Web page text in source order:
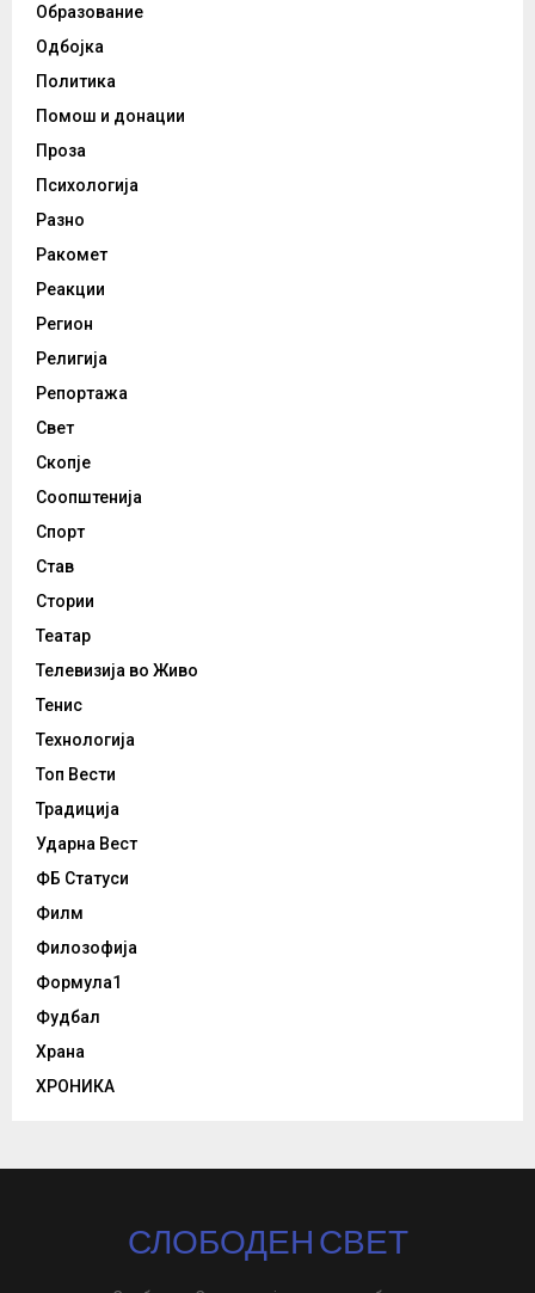
Образование
Одбојка
Политика
Помош и донации
Проза
Психологија
Разно
Ракомет
Реакции
Регион
Религија
Репортажа
Свет
Скопје
Соопштенија
Спорт
Став
Стории
Театар
Телевизија во Живо
Тенис
Технологија
Топ Вести
Традиција
Ударна Вест
ФБ Статуси
Филм
Филозофија
Формула1
Фудбал
Храна
ХРОНИКА
СЛОБОДЕН СВЕТ